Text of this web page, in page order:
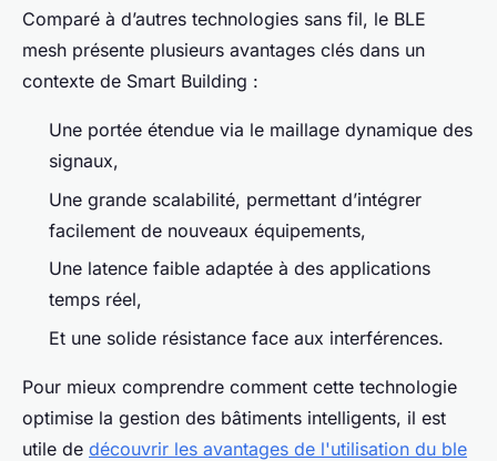
Comparé à d’autres technologies sans fil, le BLE
mesh présente plusieurs avantages clés dans un
contexte de Smart Building :
Une portée étendue via le maillage dynamique des
signaux,
Une grande scalabilité, permettant d’intégrer
facilement de nouveaux équipements,
Une latence faible adaptée à des applications
temps réel,
Et une solide résistance face aux interférences.
Pour mieux comprendre comment cette technologie
optimise la gestion des bâtiments intelligents, il est
utile de découvrir les avantages de l'utilisation du ble